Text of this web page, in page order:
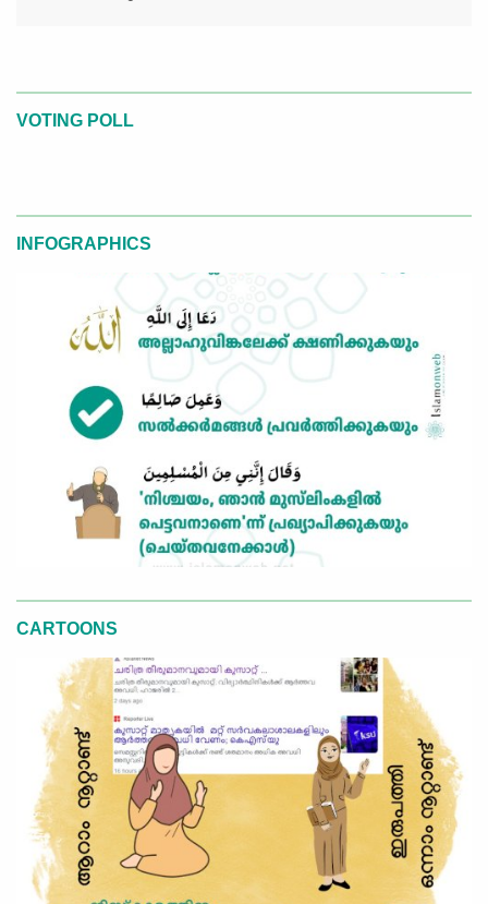
VOTING POLL
INFOGRAPHICS
CARTOONS